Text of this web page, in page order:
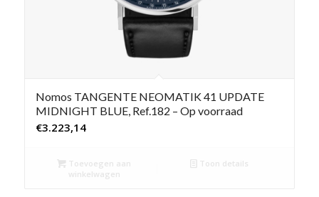
Nomos TANGENTE NEOMATIK 41 UPDATE
MIDNIGHT BLUE, Ref.182 – Op voorraad
€3.223,14
Toevoegen aan
winkelwagen
Toon details